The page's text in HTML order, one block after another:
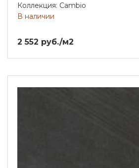
Коллекция: Cambio
В наличии
2 552 руб./м2